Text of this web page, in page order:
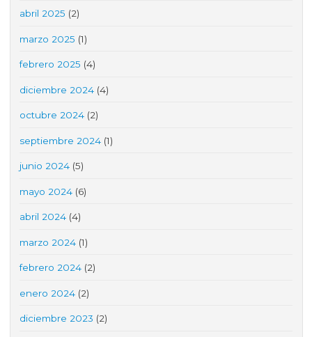
abril 2025 (2)
marzo 2025 (1)
febrero 2025 (4)
diciembre 2024 (4)
octubre 2024 (2)
septiembre 2024 (1)
junio 2024 (5)
mayo 2024 (6)
abril 2024 (4)
marzo 2024 (1)
febrero 2024 (2)
enero 2024 (2)
diciembre 2023 (2)